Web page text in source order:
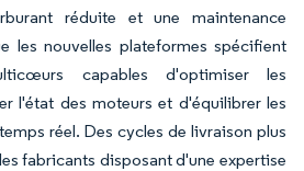
réduite et une maintenance
les nouvelles plateformes spécifient
capables d'optimiser les
l'état des moteurs et d'équilibrer les
réel. Des cycles de livraison plus
fabricants disposant d'une expertise